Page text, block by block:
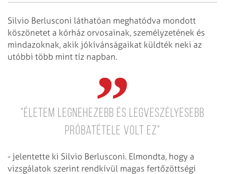
Silvio Berlusconi láthatóan meghatódva mondott
köszönetet a kórház orvosainak, személyzetének és
mindazoknak, akik jókívánságaikat küldték neki az
utóbbi több mint tíz napban.
"Életem legnehezebb és legveszélyesebb
próbatétele volt ez"
- jelentette ki Silvio Berlusconi. Elmondta, hogy a
vizsgálatok szerint rendkívül magas fertőzöttségi